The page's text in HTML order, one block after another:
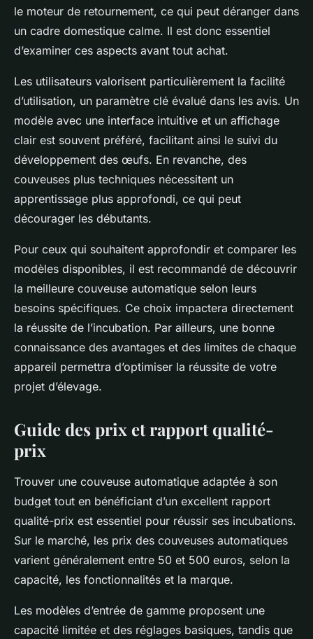
le moteur de retournement, ce qui peut déranger dans
un cadre domestique calme. Il est donc essentiel
d’examiner ces aspects avant tout achat.
Les utilisateurs valorisent particulièrement la facilité
d’utilisation, un paramètre clé évalué dans les avis. Un
modèle avec une interface intuitive et un affichage
clair est souvent préféré, facilitant ainsi le suivi du
développement des œufs. En revanche, des
couveuses plus techniques nécessitent un
apprentissage plus approfondi, ce qui peut
décourager les débutants.
Pour ceux qui souhaitent approfondir et comparer les
modèles disponibles, il est recommandé de découvrir
la meilleure couveuse automatique selon leurs
besoins spécifiques. Ce choix impactera directement
la réussite de l’incubation. Par ailleurs, une bonne
connaissance des avantages et des limites de chaque
appareil permettra d’optimiser la réussite de votre
projet d’élevage.
Guide des prix et rapport qualité-
prix
Trouver une couveuse automatique adaptée à son
budget tout en bénéficiant d’un excellent rapport
qualité-prix est essentiel pour réussir ses incubations.
Sur le marché, les prix des couveuses automatiques
varient généralement entre 50 et 500 euros, selon la
capacité, les fonctionnalités et la marque.
Les modèles d’entrée de gamme proposent une
capacité limitée et des réglages basiques, tandis que